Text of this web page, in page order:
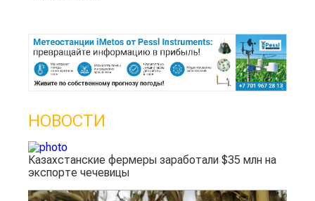
НОВОСТИ
Казахстанские фермеры заработали $35 млн на
экспорте чечевицы